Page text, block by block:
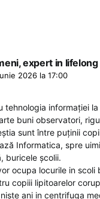
expert in
2026 la 17:00
tehnologia informației
buni observatori,
sunt între puținii
Informatica, spre
buricele școlii.
ocupa locurile in scoli
copiii lipitoarelor
ani in centrifuga